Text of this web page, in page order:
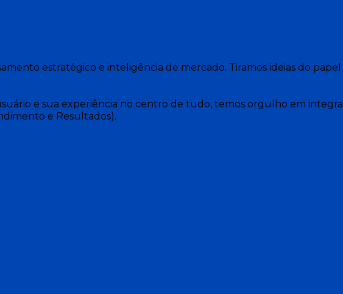
estratégico e inteligência de mercado. Tiramos ideias do
e sua experiência no centro de tudo, temos orgulho em
e Resultados).